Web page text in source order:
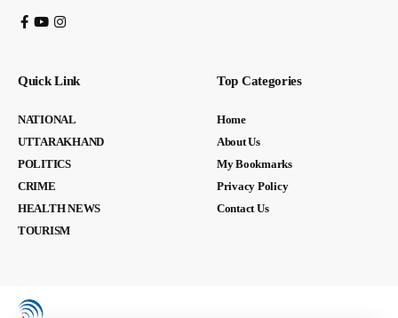
Quick Link
NATIONAL
UTTARAKHAND
POLITICS
CRIME
HEALTH NEWS
TOURISM
Top Categories
Home
About Us
My Bookmarks
Privacy Policy
Contact Us